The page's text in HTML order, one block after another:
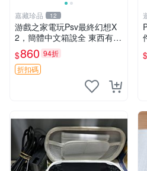
嘉藏珍品 12
游戲之家電玩Psv最終幻想X
2，簡體中文箱說全 東西有現
貨 可以發手物品 無質量問題
售不退不換
$860 94折
折扣碼
$